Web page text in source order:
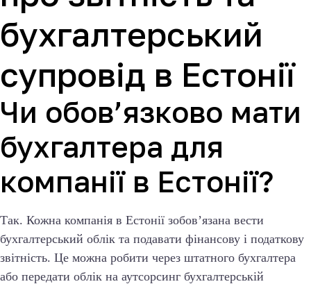
бухгалтерський
супровід в Естонії
Чи обов’язково мати
бухгалтера для
компанії в Естонії?
Так. Кожна компанія в Естонії зобов’язана вести
бухгалтерський облік та подавати фінансову і податкову
звітність. Це можна робити через штатного бухгалтера
або передати облік на аутсорсинг бухгалтерській